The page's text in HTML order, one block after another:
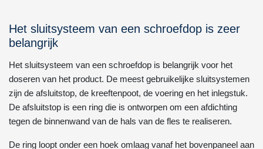
Het sluitsysteem van een schroefdop is zeer
belangrijk
Het sluitsysteem van een schroefdop is belangrijk voor het
doseren van het product. De meest gebruikelijke sluitsystemen
zijn de afsluitstop, de kreeftenpoot, de voering en het inlegstuk.
De afsluitstop is een ring die is ontworpen om een afdichting
tegen de binnenwand van de hals van de fles te realiseren.
De ring loopt onder een hoek omlaag vanaf het bovenpaneel aan